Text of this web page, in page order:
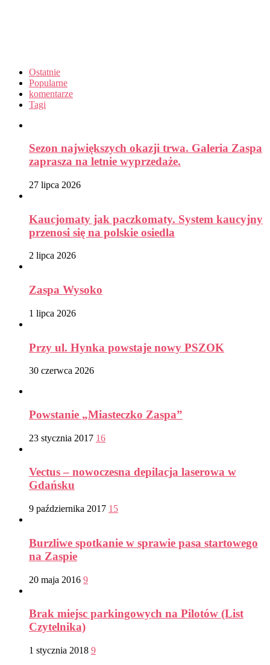
Ostatnie
Popularne
komentarze
Tagi
Sezon największych okazji trwa. Galeria Zaspa
zaprasza na letnie wyprzedaże.
27 lipca 2026
Kaucjomaty jak paczkomaty. System kaucyjny
przenosi się na polskie osiedla
2 lipca 2026
Zaspa Wysoko
1 lipca 2026
Przy ul. Hynka powstaje nowy PSZOK
30 czerwca 2026
Powstanie „Miasteczko Zaspa”
23 stycznia 2017 16
Vectus – nowoczesna depilacja laserowa w
Gdańsku
9 października 2017 15
Burzliwe spotkanie w sprawie pasa startowego
na Zaspie
20 maja 2016 9
Brak miejsc parkingowych na Pilotów (List
Czytelnika)
1 stycznia 2018 9